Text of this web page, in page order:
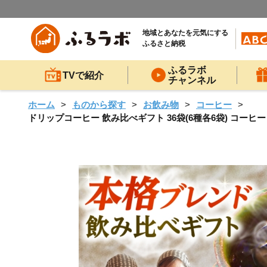
地域とあなたを元気にする
ふるさと納税
TVで紹介
ふるラボ
チャンネル
ホーム ものから探す お飲み物
コーヒー
ドリップコーヒー 飲み比べギフト 36袋(6種各6袋) コーヒ